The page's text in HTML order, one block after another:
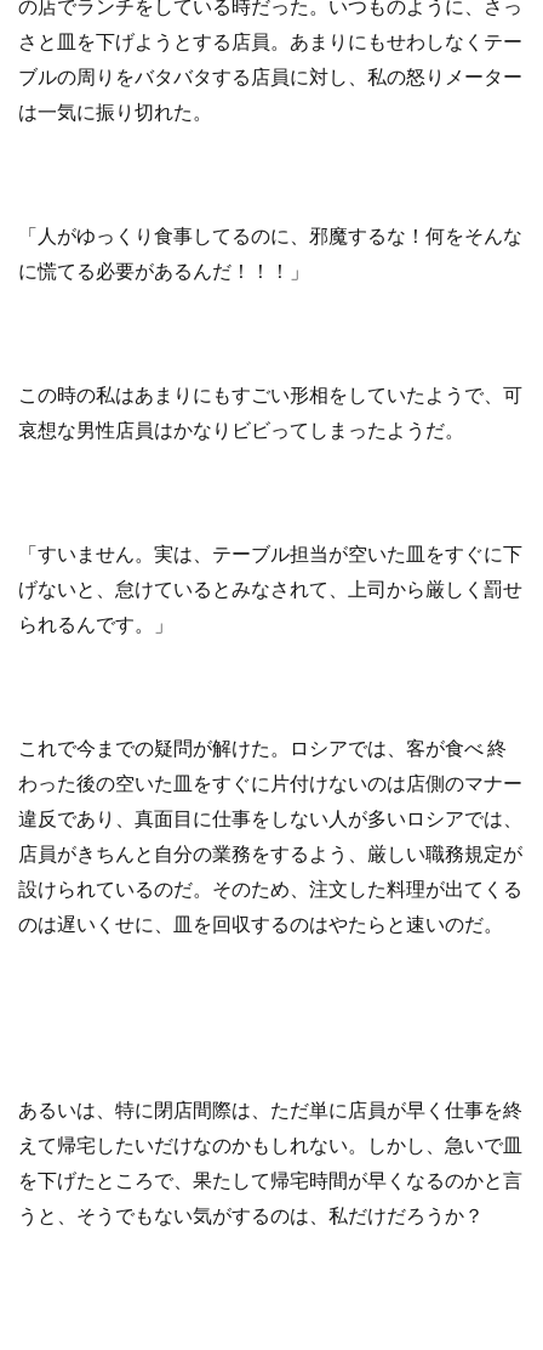
の店でランチをしている時だった。いつものように、さっ
さと皿を下げようとする店員。あまりにもせわしなくテー
ブルの周りをバタバタする店員に対し、私の怒りメーター
は一気に振り切れた。
「人がゆっくり食事してるのに、邪魔するな！何をそんな
に慌てる必要があるんだ！！！」
この時の私はあまりにもすごい形相をしていたようで、可
哀想な男性店員はかなりビビってしまったようだ。
「すいません。実は、テーブル担当が空いた皿をすぐに下
げないと、怠けているとみなされて、上司から厳しく罰せ
られるんです。」
これで今までの疑問が解けた。ロシアでは、客が食べ 終
わった後の空いた皿をすぐに片付けないのは店側のマナー
違反であり、真面目に仕事をしない人が多いロシアでは、
店員がきちんと自分の業務をするよう、厳しい職務規定が
設けられているのだ。そのため、注文した料理が出てくる
のは遅いくせに、皿を回収するのはやたらと速いのだ。
あるいは、特に閉店間際は、ただ単に店員が早く仕事を終
えて帰宅したいだけなのかもしれない。しかし、急いで皿
を下げたところで、果たして帰宅時間が早くなるのかと言
うと、そうでもない気がするのは、私だけだろうか？